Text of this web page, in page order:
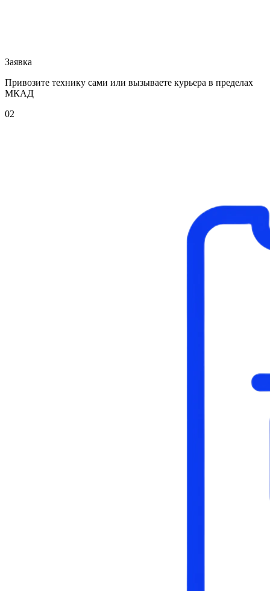
Заявка
Привозите технику сами или вызываете курьера в пределах
МКАД
02